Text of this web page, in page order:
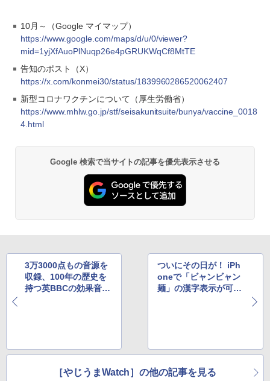
10月～（Google マイマップ）
https://www.google.com/maps/d/u/0/viewer?
mid=1yjXfAuoPlNuqp26e4pGRUKWqCf8MtTE
告知のポスト（X）
https://x.com/konmei30/status/1839960286520062407
新型コロナワクチンについて（厚生労働省）
https://www.mhlw.go.jp/stf/seisakunitsuite/bunya/vaccine_0018
4.html
Google 検索で当サイトの記事を優先表示させる
3万3000点もの音源を
収録、100年の歴史を
持つ英BBCの効果音ラ
ついにその日が！ iPh
oneで「ビャンビャン
麺」の漢字表示が可能
［やじうまWatch］の他の記事を見る